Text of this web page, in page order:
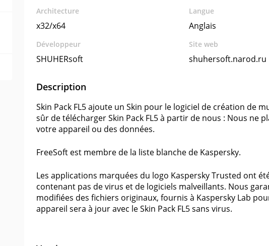
Architecture
x32/x64
Langue
Anglais
Développeur
SHUHERsoft
Site web
shuhersoft.narod.ru
Description
Skin Pack FL5 ajoute un Skin pour le logiciel de création de
sûr de télécharger Skin Pack FL5 à partir de nous : Nous ne
votre appareil ou des données.
FreeSoft est membre de la liste blanche de Kaspersky.
Les applications marquées du logo Kaspersky Trusted ont
contenant pas de virus et de logiciels malveillants. Nous
modifiées des fichiers originaux, fournis à Kaspersky Lab
appareil sera à jour avec le Skin Pack FL5 sans virus.